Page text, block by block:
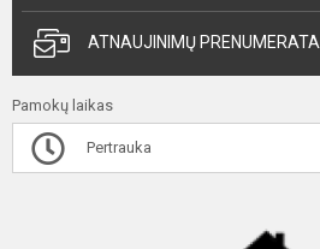
ATNAUJINIMŲ PRENUMERATA
Pamokų laikas
Pertrauka